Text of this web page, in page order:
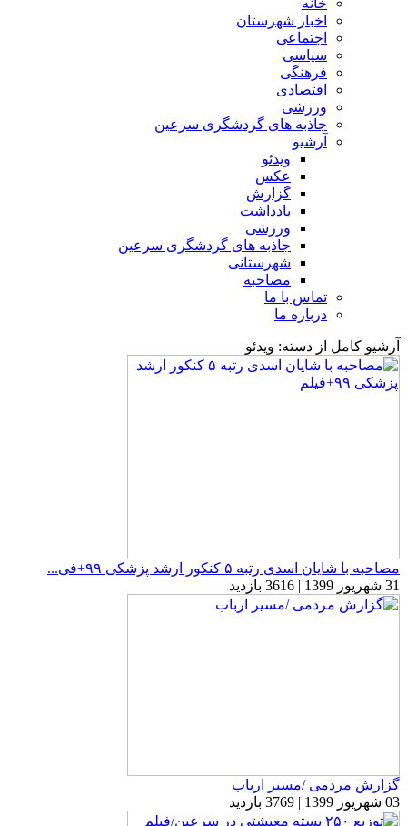
خانه
اخبار شهرستان
اجتماعی
سیاسی
فرهنگی
اقتصادی
ورزشی
جاذبه های گردشگری سرعین
آرشیو
ویدئو
عکس
گزارش
یادداشت
ورزشی
جاذبه های گردشگری سرعین
شهرستانی
مصاحبه
تماس با ما
درباره ما
آرشیو کامل از دسته: ویدئو
مصاحبه با شایان اسدی رتبه ۵ کنکور ارشد پزشکی ۹۹+فی...
31 شهریور 1399 | 3616 بازدید
گزارش مردمی /مسیر ارباب
03 شهریور 1399 | 3769 بازدید